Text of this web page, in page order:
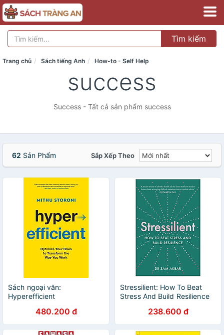
Tìm kiếm
Trang chủ Sách tiếng Anh How-to - Self Help
success
Success - Tất cả sản phẩm success
62 Sản Phẩm Sắp Xếp Theo
Sách ngoại văn:
Hyperefficient
480.200 đ
Stressilient: How To Beat
Stress And Build Resilience
238.600 đ